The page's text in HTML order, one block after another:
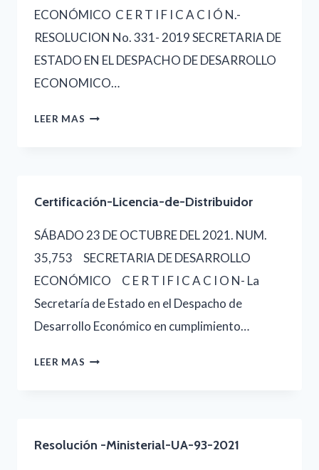
ECONÓMICO ­­C E R T I F I C A C I Ó N.-
RESOLUCION No. 331- 2019 SECRETARIA DE
ESTADO EN EL DESPACHO DE DESARROLLO
ECONOMICO…
LEER MAS LICENCIAS-
EXCLUSIVA-
SDE
Certificación-Licencia-de-Distribuidor
SÁBADO 23 DE OCTUBRE DEL 2021. NUM.
35,753 SECRETARIA DE DESARROLLO
ECONÓMICO C E R T I F I C A C I O N- La
Secretaría de Estado en el Despacho de
Desarrollo Económico en cumplimiento…
LEER MAS CERTIFICACIÓN-
Resolución -Ministerial-UA-93-2021